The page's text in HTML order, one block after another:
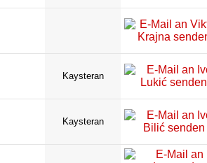
Kaysteran
Kaysteran